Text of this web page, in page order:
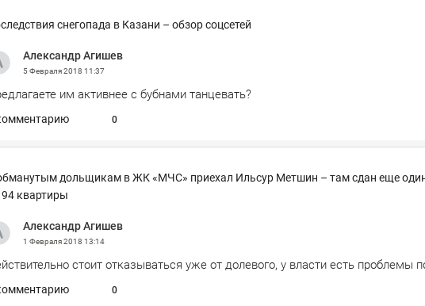
снегопада в Казани – обзор соцсетей
Александр Агишев
5 Февраля 2018 11:37
им активнее с бубнами танцевать?
0
дольщикам в ЖК «МЧС» приехал Ильсур Метшин – там сдан еще
94 квартиры
Александр Агишев
1 Февраля 2018 13:14
стоит отказываться уже от долевого, у власти есть проблемы
0